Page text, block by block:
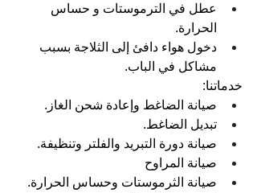
عطل في الترموستات و حساس
الحرارة.
دخول هواء دافئ إلى الثلاجة بسبب
مشاكل في الباب.
خدماتنا:
صيانة الضاغط وإعادة شحن الغاز.
تبديل الضاغط.
صيانة دورة التبريد والفلتر وتنظيفة.
صيانة المراوح
صيانة الثرموستات وحساس الحرارة.